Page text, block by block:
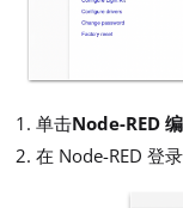
单击Node-RED
在 Node-RED 登